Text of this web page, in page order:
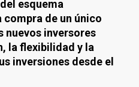
esquema
de un único
nuevos inversores
la flexibilidad y la
inversiones desde el